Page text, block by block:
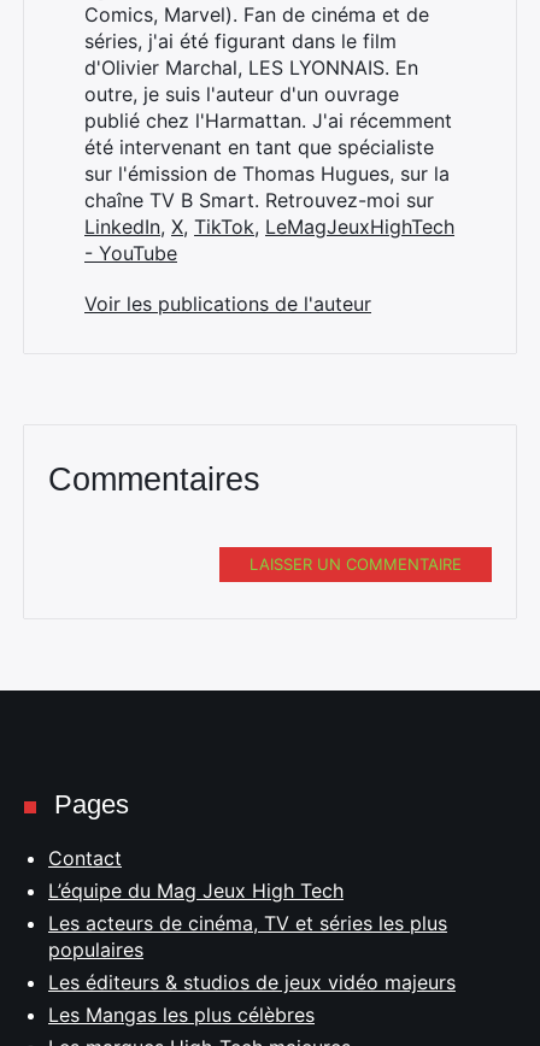
Comics, Marvel). Fan de cinéma et de
séries, j'ai été figurant dans le film
d'Olivier Marchal, LES LYONNAIS. En
outre, je suis l'auteur d'un ouvrage
publié chez l'Harmattan. J'ai récemment
été intervenant en tant que spécialiste
sur l'émission de Thomas Hugues, sur la
chaîne TV B Smart. Retrouvez-moi sur
LinkedIn, X, TikTok, LeMagJeuxHighTech
- YouTube
Voir les publications de l'auteur
Commentaires
LAISSER UN COMMENTAIRE
Pages
Contact
L’équipe du Mag Jeux High Tech
Les acteurs de cinéma, TV et séries les plus
populaires
Les éditeurs & studios de jeux vidéo majeurs
Les Mangas les plus célèbres